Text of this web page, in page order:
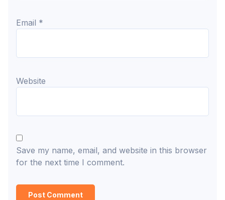
Email *
Website
Save my name, email, and website in this browser
for the next time I comment.